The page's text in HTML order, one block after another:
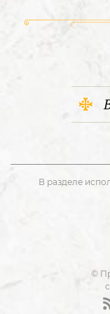
В разделе
©